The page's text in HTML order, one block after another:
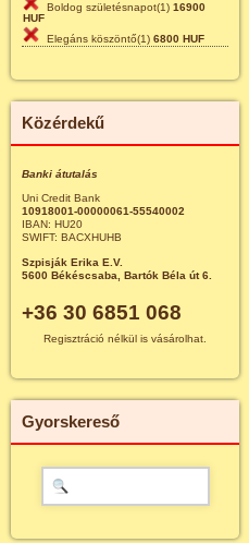
Boldog születésnapot(1) 16900
HUF
Elegáns köszöntő(1) 6800 HUF
Közérdekű
Banki átutalás
Uni Credit Bank
10918001-00000061-55540002
IBAN: HU20
SWIFT: BACXHUHB
Szpisják Erika E.V.
5600 Békéscsaba, Bartók Béla út 6.
+36 30 6851 068
Regisztráció nélkül is vásárolhat.
Gyorskereső